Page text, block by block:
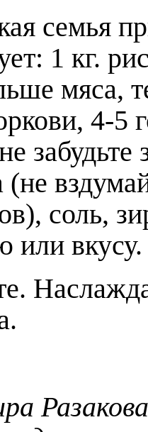
семья
1 кг.
мяса,
4-5
соль,
или вкусу.